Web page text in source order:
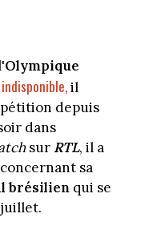
Olympique
il
depuis
dans
sur RTL, il a
sa
brésilienqui se
juillet.